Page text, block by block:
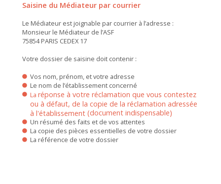
Saisine du Médiateur par courrier
Le Médiateur est joignable par courrier à l’adresse :
Monsieur le Médiateur de l’ASF
75854 PARIS CEDEX 17
Votre dossier de saisine doit contenir :
Vos nom, prénom, et votre adresse
Le nom de l’établissement concerné
La réponse à votre réclamation que vous contestez
ou à défaut, de la copie de la réclamation adressée
à l'établissement (document indispensable)
Un résumé des faits et de vos attentes
La copie des pièces essentielles de votre dossier
La référence de votre dossier